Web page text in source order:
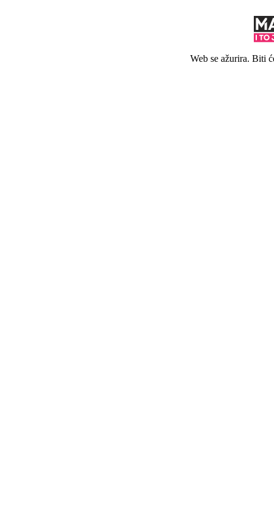
Web se ažurira. Biti